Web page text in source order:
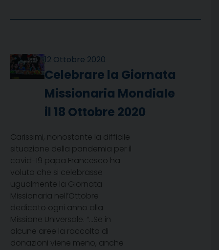
12 Ottobre 2020
Celebrare la Giornata
Missionaria Mondiale
il 18 Ottobre 2020
Carissimi, nonostante la difficile
situazione della pandemia per il
covid-19 papa Francesco ha
voluto che si celebrasse
ugualmente la Giornata
Missionaria nell’Ottobre
dedicato ogni anno alla
Missione Universale. “…Se in
alcune aree la raccolta di
donazioni viene meno, anche